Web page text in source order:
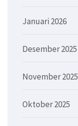
Januari 2026
Desember 2025
November 2025
Oktober 2025